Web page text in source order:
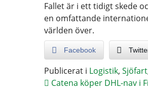
Fallet är i ett tidigt skede
en omfattande
världen över.
Facebook
Publicerat i Logistik, Sjöfart
Catena köper DHL-nav i